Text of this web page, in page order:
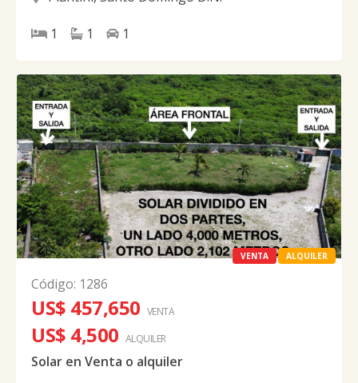
1 1 1
VENTA ALQUILER
Código: 1286
US$ 457,650 VENTA
US$ 4,500 ALQUILER
Solar en Venta o alquiler